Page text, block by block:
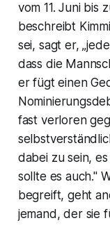
vom 11. Juni bis
beschreibt
sei, sagt er,
dass die
er fügt einen
fast verloren
dabei zu sein,
sollte es auch."
begreift, geht
jemand, der sie